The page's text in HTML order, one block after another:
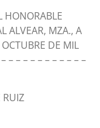
HONORABLE
ALVEAR, MZA., A
DE MIL
– – – – – – – – – – –
RUIZ